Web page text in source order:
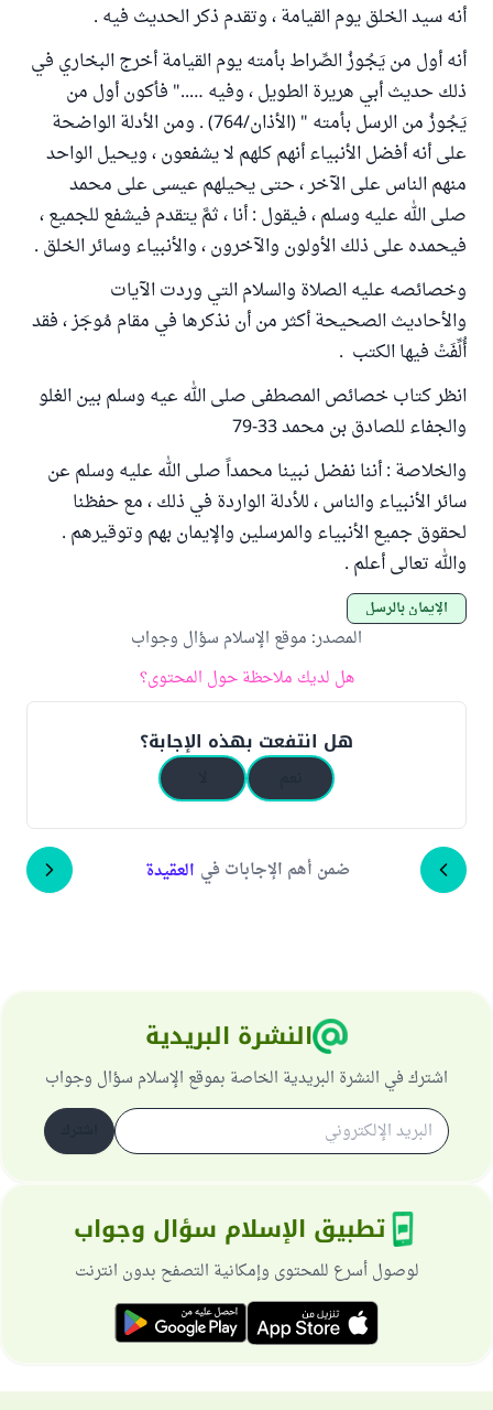
أنه سيد الخلق يوم القيامة ، وتقدم ذكر الحديث فيه .
أنه أول من يَجُوزُ الصِّراط بأمته يوم القيامة أخرج البخاري في
ذلك حديث أبي هريرة الطويل ، وفيه ….." فأكون أول من
يَجُوزُ من الرسل بأمته " (الأذان/764) . ومن الأدلة الواضحة
على أنه أفضل الأنبياء أنهم كلهم لا يشفعون ، ويحيل الواحد
منهم الناس على الآخر ، حتى يحيلهم عيسى على محمد
صلى الله عليه وسلم ، فيقول : أنا ، ثمَّ يتقدم فيشفع للجميع ،
فيحمده على ذلك الأولون والآخرون ، والأنبياء وسائر الخلق .
وخصائصه عليه الصلاة والسلام التي وردت الآيات
والأحاديث الصحيحة أكثر من أن نذكرها في مقام مُوجَز ، فقد
أُلِّفَتْ فيها الكتب .
انظر كتاب خصائص المصطفى صلى الله عيه وسلم بين الغلو
والجفاء للصادق بن محمد 33-79
والخلاصة : أننا نفضل نبينا محمداً صلى الله عليه وسلم عن
سائر الأنبياء والناس ، للأدلة الواردة في ذلك ، مع حفظنا
لحقوق جميع الأنبياء والمرسلين والإيمان بهم وتوقيرهم .
والله تعالى أعلم .
الإيمان بالرسل
المصدر: موقع الإسلام سؤال وجواب
هل لديك ملاحظة حول المحتوى؟
هل انتفعت بهذه الإجابة؟
ضمن أهم الإجابات في العقيدة
النشرة البريدية
اشترك في النشرة البريدية الخاصة بموقع الإسلام سؤال وجواب
تطبيق الإسلام سؤال وجواب
لوصول أسرع للمحتوى وإمكانية التصفح بدون انترنت